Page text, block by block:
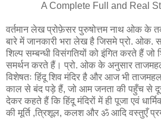
A Complete Full and Real
वर्तमान लेख प्रोफ़ेसर पुरुषोत्तम नाथ ओक के
बारे में जानकारी भरा लेख है जिसमे प्रो. ओक.
शिल्प सम्बन्धी विसंगतियों को इंगित करते हैं जो
समर्थन करते हैं। प्रो. ओक के अनुसार
विशेषतः हिंदू शिव मंदिर है और आज भी
काल से बंद पड़े हैं, जो आम जनता की पहुँच से
देकर कहते हैं कि हिंदू मंदिरों में ही पूजा एवं
की मूर्ति ,त्रिशूल, कलश और ॐ आदि वस्तुएँ